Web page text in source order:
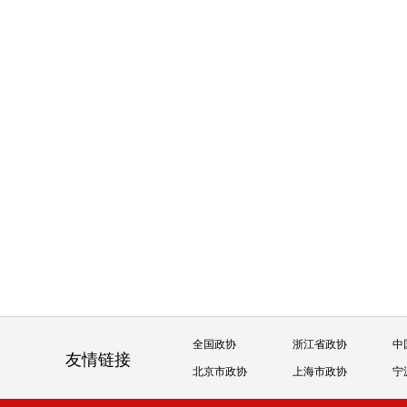
友情链接
全国政协 浙江省政协 中
北京市政协 上海市政协 宁